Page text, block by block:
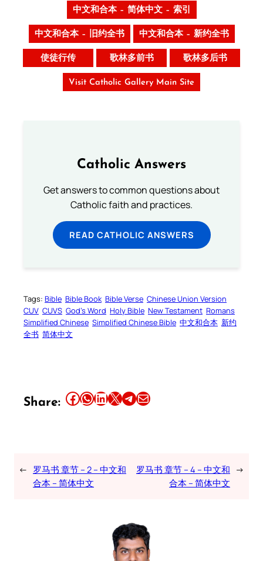
中文和合本 – 简体中文 – 索引
中文和合本 – 旧约全书 中文和合本 – 新约全书
使徒行传 歌林多前书 歌林多后书
Visit Catholic Gallery Main Site
Catholic Answers
Get answers to common questions about
Catholic faith and practices.
READ CATHOLIC ANSWERS
Tags: Bible Bible Book Bible Verse Chinese Union Version
CUV CUVS God’s Word Holy Bible New Testament Romans
Simplified Chinese Simplified Chinese Bible 中文和合本 新约
全书 简体中文
Share: Share this article on Facebook Share this article on WhatsApp Share this article on LinkedIn Share this article on X Share this article on TelegramEmail this Article
← 罗马书 章节 – 2 – 中文和
合本 – 简体中文
罗马书 章节 – 4 – 中文和
合本 – 简体中文
→